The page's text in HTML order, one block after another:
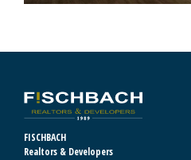
FISCHBACH
Realtors & Developers